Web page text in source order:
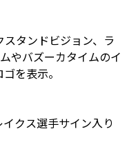
タンドビジョン、ラ
やバズーカタイムのイ
を表示。
クス選手サイン入り